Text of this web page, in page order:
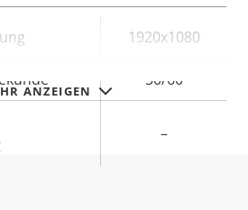
ANZEIGEN
Eigentumswert
1920x1080
50/60
–